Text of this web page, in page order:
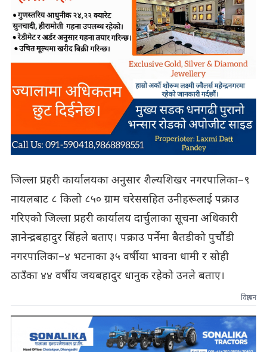
जिल्ला प्रहरी कार्यालयका अनुसार शैल्यशिखर नगरपालिका–९
नायलबाट ८ किलो ८५० ग्राम चरेससहित उनीहरूलाई पक्राउ
गरिएको जिल्ला प्रहरी कार्यालय दार्चुलाका सूचना अधिकारी
ज्ञानेन्द्रबहादुर सिंहले बताए। पक्राउ पर्नेमा बैतडीको पुर्चौडी
नगरपालिका–४ भटनाका ३५ वर्षीया भावना धामी र सोही
ठाउँका ४४ वर्षीय जयबहादुर धानुक रहेको उनले बताए।
विज्ञापन